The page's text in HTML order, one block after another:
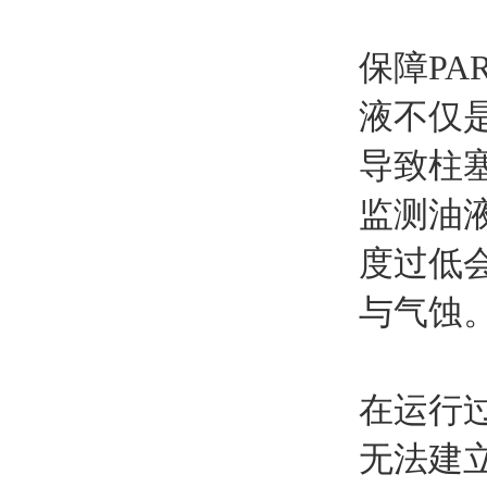
保障
液不仅
导致柱
监测油
度过低
与气蚀
在运行
无法建